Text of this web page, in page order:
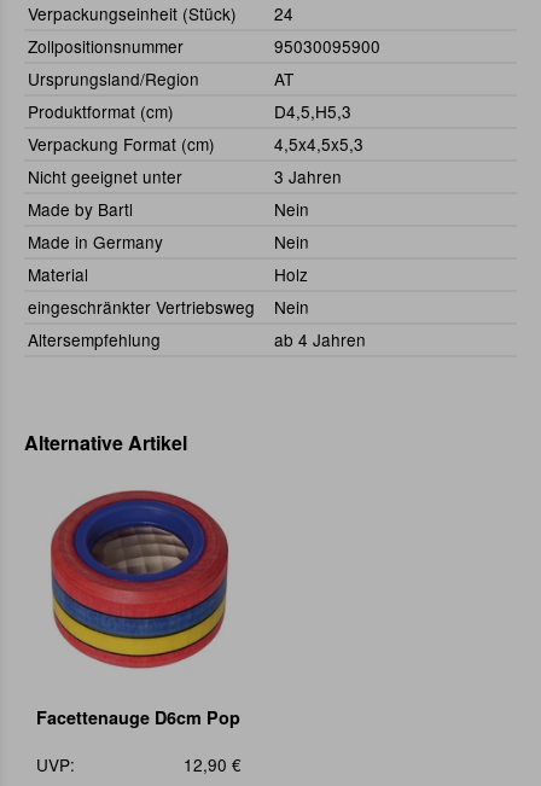
Verpackungseinheit (Stück)
24
Zollpositionsnummer
95030095900
Ursprungsland/Region
AT
Produktformat (cm)
D4,5,H5,3
Verpackung Format (cm)
4,5x4,5x5,3
Nicht geeignet unter
3 Jahren
Made by Bartl
Nein
Made in Germany
Nein
Material
Holz
eingeschränkter Vertriebsweg
Nein
Altersempfehlung
ab 4 Jahren
Alternative Artikel
Facettenauge D6cm Pop
UVP:
12,90 €